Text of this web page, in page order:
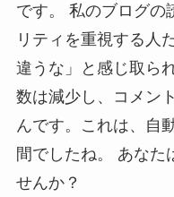
です。 私のブログの
リティを重視する人
違うな」と感じ取ら
数は減少し、コメン
んです。これは、自
間でしたね。 あなた
せんか？